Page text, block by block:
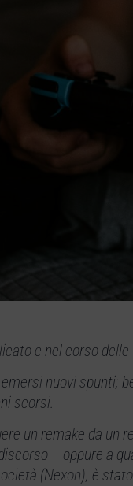
e nel corso
nuovi spunti;
scorsi.
un remake da un
– oppure a
(Nexon), è